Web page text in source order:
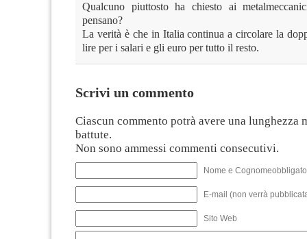
Qualcuno piuttosto ha chiesto ai
pensano?
La verità è che in Italia continua a circolare la
lire per i salari e gli euro per tutto il resto.
Scrivi un commento
Ciascun commento potrà avere una lunghezza
battute.
Non sono ammessi commenti consecutivi.
Nome e
E-mail (non verrà
Sito Web